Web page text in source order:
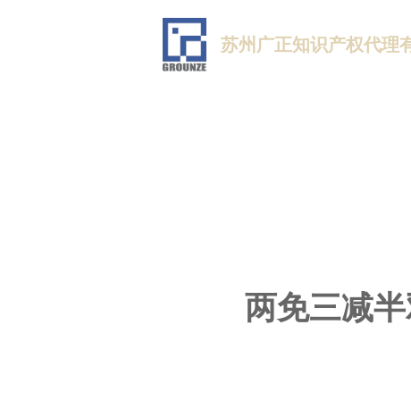
苏州广正知识产权代理
两免三减